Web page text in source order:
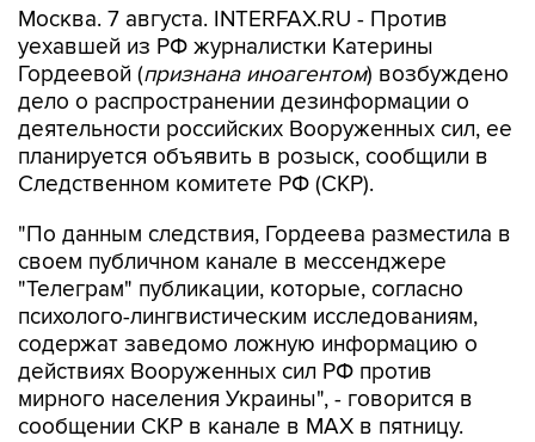
Москва. 7 августа. INTERFAX.RU - Против
уехавшей из РФ журналистки Катерины
Гордеевой (признана иноагентом) возбуждено
дело о распространении дезинформации о
деятельности российских Вооруженных сил, ее
планируется объявить в розыск, сообщили в
Следственном комитете РФ (СКР).
"По данным следствия, Гордеева разместила в
своем публичном канале в мессенджере
"Телеграм" публикации, которые, согласно
психолого-лингвистическим исследованиям,
содержат заведомо ложную информацию о
действиях Вооруженных сил РФ против
мирного населения Украины", - говорится в
сообщении СКР в канале в MAX в пятницу.